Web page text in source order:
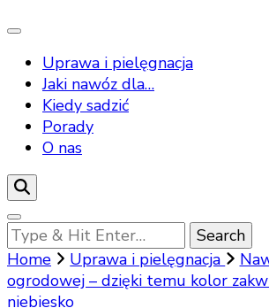
Uprawa i pielęgnacja
Jaki nawóz dla…
Kiedy sadzić
Porady
O nas
Looking
for
Something?
Home Uprawa i pielęgnacja
ogrodowej – dzięki temu kolor
niebiesko